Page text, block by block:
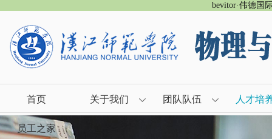
bevitor·伟德国
首页 关于我们 团队队伍 人才培
员工之家